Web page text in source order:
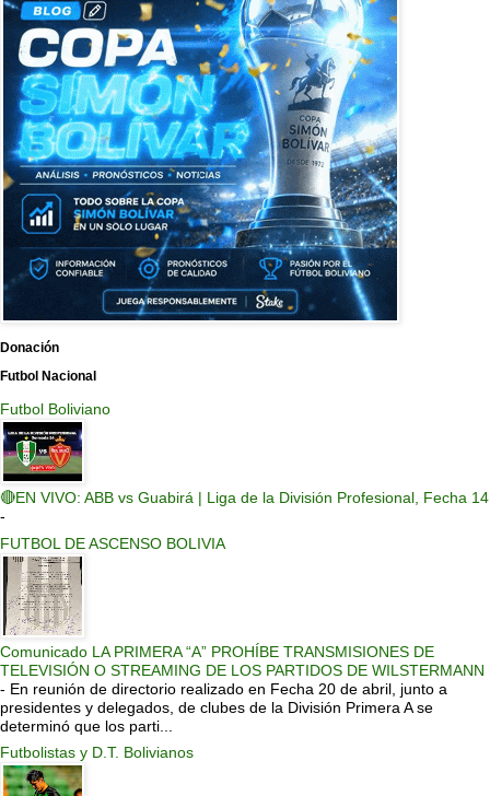
Donación
Futbol Nacional
Futbol Boliviano
🔴EN VIVO: ABB vs Guabirá | Liga de la División Profesional, Fecha 14
-
FUTBOL DE ASCENSO BOLIVIA
Comunicado LA PRIMERA “A” PROHÍBE TRANSMISIONES DE
TELEVISIÓN O STREAMING DE LOS PARTIDOS DE WILSTERMANN
- En reunión de directorio realizado en Fecha 20 de abril, junto a
presidentes y delegados, de clubes de la División Primera A se
determinó que los parti...
Futbolistas y D.T. Bolivianos